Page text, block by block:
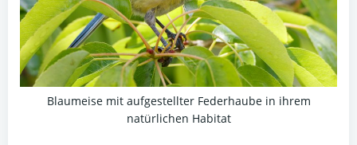
Blaumeise mit aufgestellter Federhaube in ihrem
natürlichen Habitat